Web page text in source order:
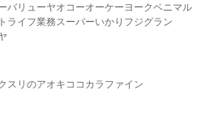
バリューヤオコーオーケー ヨークベニマル
ライフ業務スーパーいかり フジグラン
スリのアオキココカラファイン